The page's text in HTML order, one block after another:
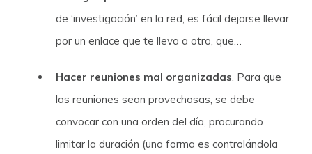
de ‘investigación’ en la red, es fácil dejarse llevar
por un enlace que te lleva a otro, que…
Hacer reuniones mal organizadas. Para que
las reuniones sean provechosas, se debe
convocar con una orden del día, procurando
limitar la duración (una forma es controlándola